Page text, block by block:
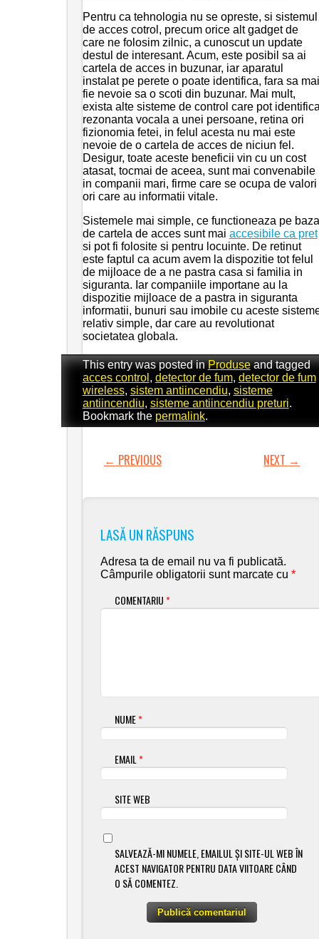
Pentru ca tehnologia nu se opreste, si sistemul
de acces cotrol, precum orice alt gadget de
care ne folosim zilnic, a cunoscut un update
destul de interesant. Acum, este posibil sa ai
cartela de acces in buzunar, iar aparatul
instalat pe perete o poate identifica, fara sa mai
fie nevoie sa o scoti din buzunar. Mai mult,
exista alte sisteme de control care pot
rezonanta vocala a unei persoane, retina ori
fizionomia fetei, in felul acesta nu mai este
nevoie de o cartela de acces de niciun fel.
Desigur, toate aceste beneficii vin cu un cost
atasat, tocmai de aceea, sunt mai convenabile
in companii mari, firme care se ocupa de valori
ori care au informatii vitale.
Sistemele mai simple, ce functioneaza pe baza
de cartela de acces sunt mai accesibile ca pret
si pot fi folosite si pentru locuinte. De retinut
este faptul ca acum avem la dispozitie tot felul
de mijloace de a ne pastra casa si familia in
siguranta. Iar companiile importane au la
dispozitie mijloace de a pastra in siguranta
informatii, bunuri sau imobile cu aceste
relativ simple, dar care au revolutionat
societatea globala.
This entry was posted inProduseand tagged
acces control , detector de fum, detector de fum
wireless, sistem antiincendiu, sisteme
antiincendiu, sisteme antiincendiu preturi.
Bookmark the permalink.
POST NAVIGATION
← PREVIOUS NEXT →
LASĂ UN RĂSPUNS
Adresa ta de email nu va fi publicată.
Câmpurile obligatorii sunt marcate cu *
COMENTARIU*
NUME*
EMAIL*
SITE WEB
SALVEAZĂ-MI NUMELE, EMAILUL ȘI SITE-UL WEB ÎN
ACEST NAVIGATOR PENTRU DATA VIITOARE CÂND
O SĂ COMENTEZ.